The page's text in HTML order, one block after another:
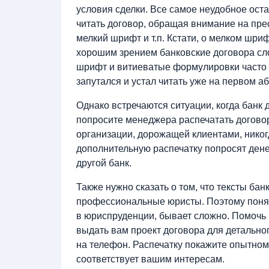
условия сделки. Все самое неудобное
читать договор, обращая внимание на
мелкий шрифт и т.п. Кстати, о мелком
хорошим зрением банковские договора
шрифт и витиеватые формулировки часто
запутался и устал читать уже на первом
Однако встречаются ситуации, когда
попросите менеджера распечатать
организации, дорожащей клиентами,
дополнительную распечатку попросят
другой банк.
Также нужно сказать о том, что тексты
профессиональные юристы. Поэтому
в юриспруденции, бывает сложно.
выдать вам проект договора для
на телефон. Распечатку покажите
соответствует вашим интересам.